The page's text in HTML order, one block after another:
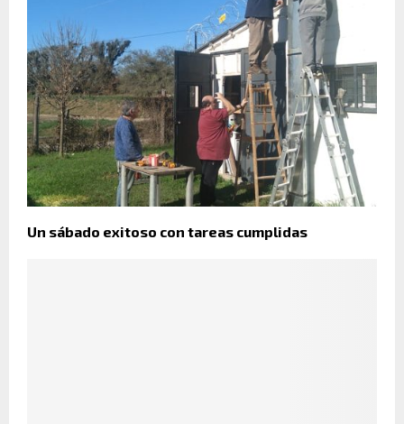
Un sábado exitoso con tareas cumplidas